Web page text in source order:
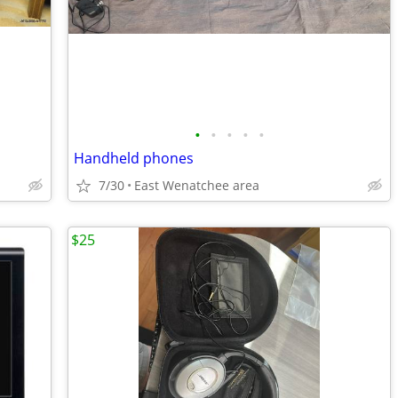
• • • • •
Handheld phones
7/30 East Wenatchee area
$25